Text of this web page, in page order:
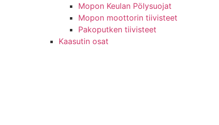
Mopon Keulan Pölysuojat
Mopon moottorin tiivisteet
Pakoputken tiivisteet
Kaasutin osat